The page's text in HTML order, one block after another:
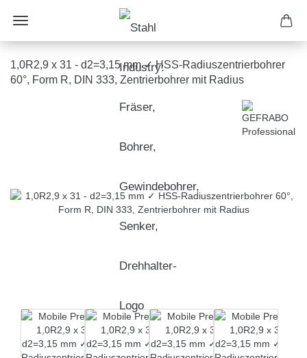
1,0R2,9 x 31 - d2=3,15 mm ✓ HSS-Radiuszentrierbohrer
60°, Form R, DIN 333, Zentrierbohrer mit Radius